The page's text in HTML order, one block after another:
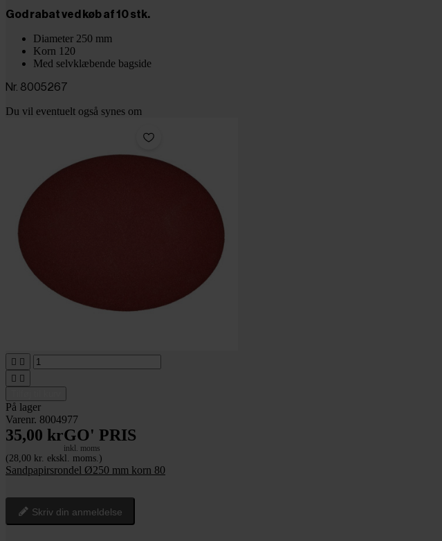
God rabat ved køb af 10 stk.
Diameter 250 mm
Korn 120
Med selvklæbende bagside
Nr. 8005267
Du vil eventuelt også synes om
 
 
På lager
Varenr. 8004977
35,00 krGO' PRIS
inkl. moms
(28,00 kr. ekskl. moms.)
Sandpapirsrondel Ø250 mm korn 80
Skriv din anmeldelse